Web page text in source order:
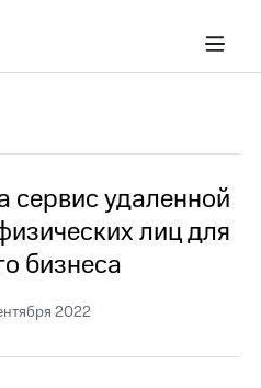
сервис удаленной
лиц для
бизнеса
2022